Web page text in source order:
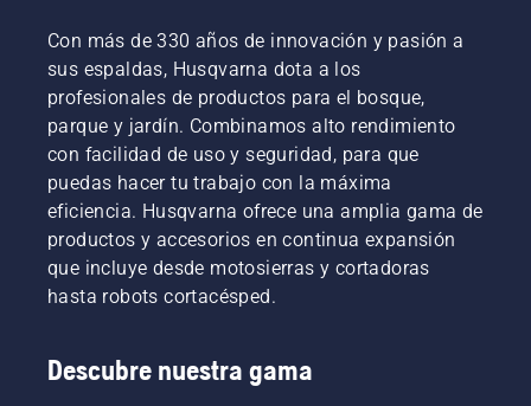
Con más de 330 años de innovación y pasión a
sus espaldas, Husqvarna dota a los
profesionales de productos para el bosque,
parque y jardín. Combinamos alto rendimiento
con facilidad de uso y seguridad, para que
puedas hacer tu trabajo con la máxima
eficiencia. Husqvarna ofrece una amplia gama de
productos y accesorios en continua expansión
que incluye desde motosierras y cortadoras
hasta robots cortacésped.
Descubre nuestra gama